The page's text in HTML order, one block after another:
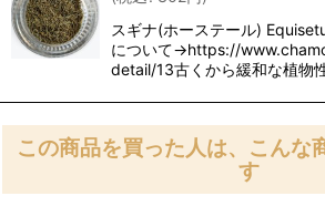
スギナ(ホーステール)
について→https://
detail/13古くから緩和な植物
この商品を買った人は、こんな
す